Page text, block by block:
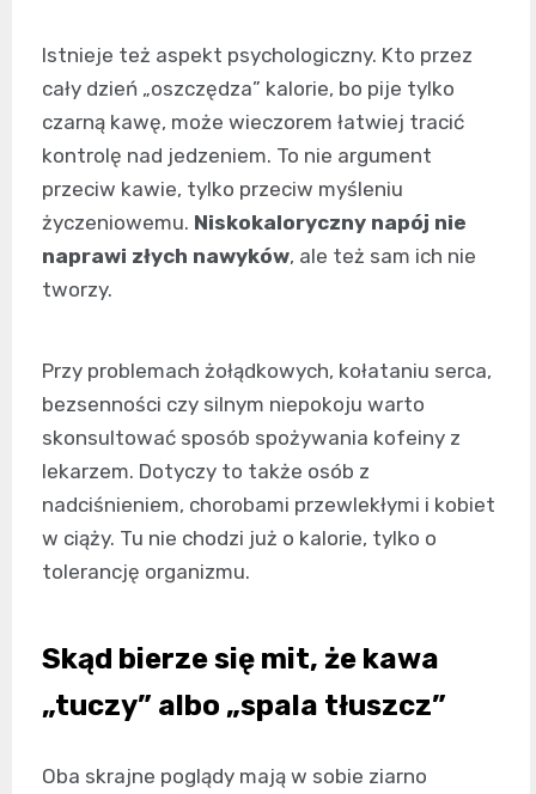
Istnieje też aspekt psychologiczny. Kto przez
cały dzień „oszczędza” kalorie, bo pije tylko
czarną kawę, może wieczorem łatwiej tracić
kontrolę nad jedzeniem. To nie argument
przeciw kawie, tylko przeciw myśleniu
życzeniowemu. Niskokaloryczny napój nie
naprawi złych nawyków, ale też sam ich nie
tworzy.
Przy problemach żołądkowych, kołataniu serca,
bezsenności czy silnym niepokoju warto
skonsultować sposób spożywania kofeiny z
lekarzem. Dotyczy to także osób z
nadciśnieniem, chorobami przewlekłymi i kobiet
w ciąży. Tu nie chodzi już o kalorie, tylko o
tolerancję organizmu.
Skąd bierze się mit, że kawa
„tuczy” albo „spala tłuszcz”
Oba skrajne poglądy mają w sobie ziarno